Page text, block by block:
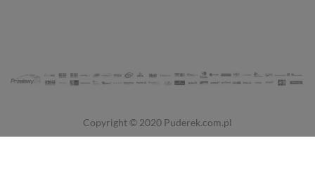
Copyright © 2020 Puderek.com.pl